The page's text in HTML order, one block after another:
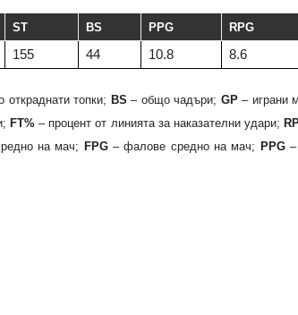
ST BS PPG RPG
155 44 10.8 8.6
откраднати топки; BS – общо чадъри; GP– играни
FT%– процент от линията за наказателни удари;
на мач; FPG– фалове средно на мач; PPG–